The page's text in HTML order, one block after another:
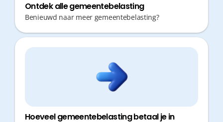
Ontdek alle gemeentebelasting
Benieuwd naar meer gemeentebelasting?
Hoeveel gemeentebelasting betaal je in